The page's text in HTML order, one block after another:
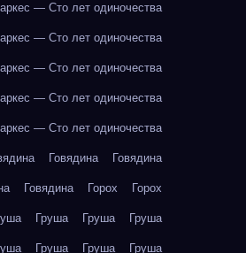
— Сто лет одиночества
— Сто лет одиночества
— Сто лет одиночества
— Сто лет одиночества
— Сто лет одиночества
Говядина Говядина
Говядина Горох Горох
Груша Груша Груша
Груша Груша Груша